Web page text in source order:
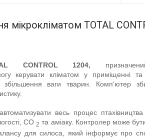
мікрокліматом TOTAL
CONTROL 1204,
керувати кліматом у приміщенні та
ваги тварин. Комп'ютер
весь процес
CO 2 та аміаку. Контролер може
для силоса, який інформує про